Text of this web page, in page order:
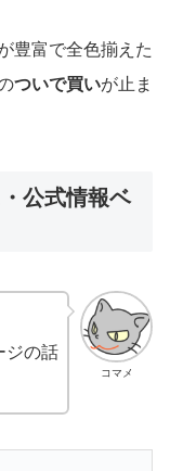
豊富で全色揃えた
ついで買いが止ま
公式情報ベ
コマメ
ジの話